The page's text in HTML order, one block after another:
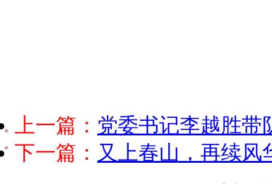
上一篇： 党委书记李越胜带
下一篇： 又上春山，再续风